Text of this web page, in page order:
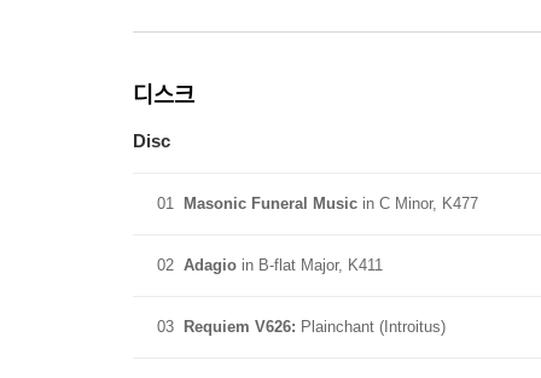
디스크
Disc
01 Masonic Funeral Music in C Minor, K477
02 Adagio in B-flat Major, K411
03 Requiem V626: Plainchant (Introitus)